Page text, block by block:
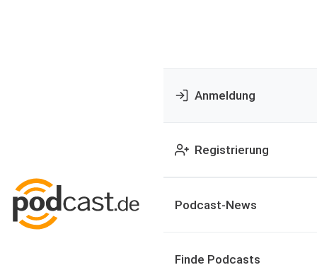
Anmeldung
Registrierung
Podcast-News
Finde Podcasts